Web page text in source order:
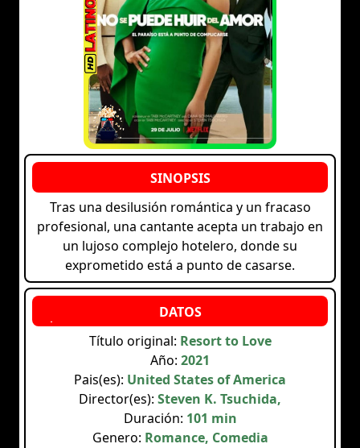
Tras una desilusión romántica y un fracaso
profesional, una cantante acepta un trabajo en
un lujoso complejo hotelero, donde su
exprometido está a punto de casarse.
Título original: Resort to Love
Año: 2021
Pais(es): United States of America
Director(es): Steven K. Tsuchida,
Duración: 101 min
Genero: Romance, Comedia